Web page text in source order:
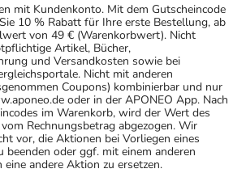
mit Kundenkonto. Mit dem Gutscheincode
10 % Rabatt für Ihre erste Bestellung, ab
von 49 € (Warenkorbwert). Nicht
Artikel, Bücher,
und Versandkosten sowie bei
Nicht mit anderen
Coupons) kombinierbar und nur
oder in der APONEO App. Nach
im Warenkorb, wird der Wert des
Rechnungsbetrag abgezogen. Wir
vor, die Aktionen bei Vorliegen eines
beenden oder ggf. mit einem anderen
eine andere Aktion zu ersetzen.